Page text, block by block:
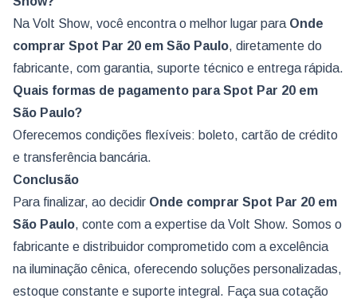
Na Volt Show, você encontra o melhor lugar para Onde
comprar Spot Par 20 em São Paulo, diretamente do
fabricante, com garantia, suporte técnico e entrega rápida.
Quais formas de pagamento para Spot Par 20 em
São Paulo?
Oferecemos condições flexíveis: boleto, cartão de crédito
e transferência bancária.
Conclusão
Para finalizar, ao decidir Onde comprar Spot Par 20 em
São Paulo, conte com a expertise da Volt Show. Somos o
fabricante e distribuidor comprometido com a excelência
na iluminação cênica, oferecendo soluções personalizadas,
estoque constante e suporte integral. Faça sua cotação